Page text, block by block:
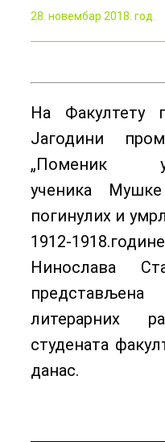
28. новембар 2018. год.
На Факултету
Јагодини
„Поменик
ученика
погинулих и
1912-
Нинослава
представљена
литерарних
студената
данас.